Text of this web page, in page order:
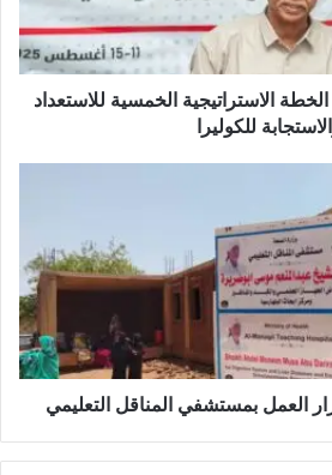
الاستراتيجية الخمسية للاستعداد
للكوليرا
العمل بمستشفي المناقل التعليمي